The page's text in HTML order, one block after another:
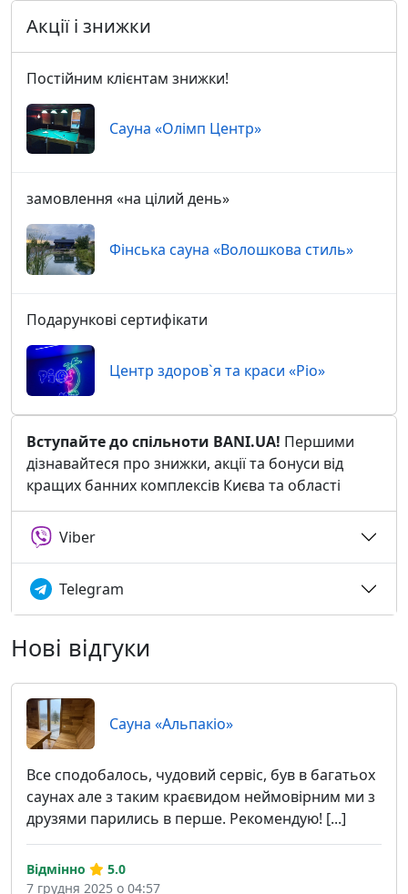
Акції і знижки
Постійним клієнтам знижки!
Сауна «Олімп Центр»
замовлення «на цілий день»
Фінська сауна «Волошкова стиль»
Подарункові сертифікати
Центр здоров`я та краси «Ріо»
Вступайте до спільноти BANI.UA! Першими
дізнавайтеся про знижки, акції та бонуси від
кращих банних комплексів Києва та області
Viber
Telegram
Нові відгуки
Сауна «Альпакіо»
Все сподобалось, чудовий сервіс, був в багатьох
саунах але з таким краєвидом неймовірним ми з
друзями парились в перше. Рекомендую! [...]
Відмінно
5.0
7 грудня 2025 о 04:57